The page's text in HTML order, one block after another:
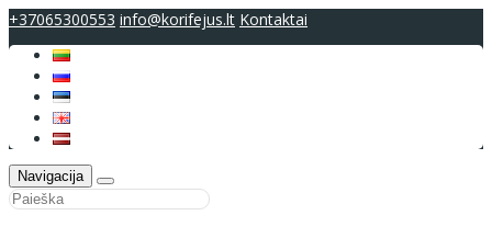
+37065300553 info@korifejus.lt Kontaktai
Navigacija